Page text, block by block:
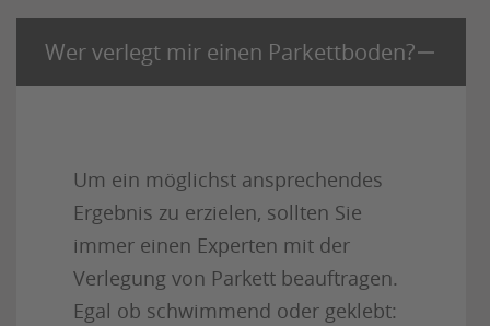
Wer verlegt mir einen Parkettboden?
Um ein möglichst ansprechendes
Ergebnis zu erzielen, sollten Sie
immer einen Experten mit der
Verlegung von Parkett beauftragen.
Egal ob schwimmend oder geklebt: